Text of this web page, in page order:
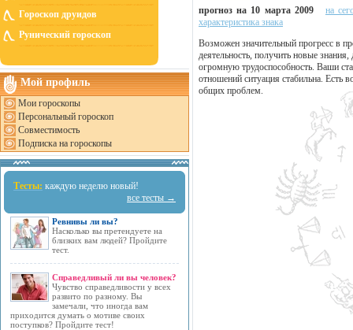
Гороскоп друидов
Рунический гороскоп
Мой профиль
Мои гороскопы
Персональный гороскоп
Совместимость
Подписка на гороскопы
Тесты: каждую неделю новый!
все тесты →
Ревнивы ли вы?
Насколько вы претендуете на
близких вам людей? Пройдите
тест.
Справедливый ли вы человек?
Чувство справедливости у всех
развито по разному. Вы
замечали, что иногда вам
приходится думать о мотиве своих
поступков? Пройдите тест!
прогноз на 10 марта 2009
на
характеристика знака
Возможен значительный прогресс в
деятельность, получить новые
огромную трудоспособность. Ваши
отношений ситуация стабильна.
общих проблем.